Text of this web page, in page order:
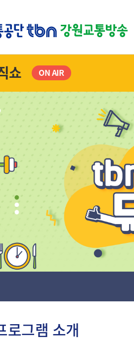
쇼 ON AIR
로그램 소개